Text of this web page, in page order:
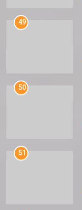
49
50
51